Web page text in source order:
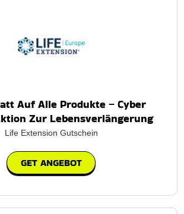
Auf Alle Produkte – Cyber
Zur Lebensverlängerung
Life Extension Gutschein
GET ANGEBOT